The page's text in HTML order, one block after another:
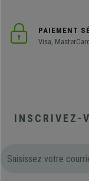
PAIEMENT
Visa,
INSCRIVEZ-